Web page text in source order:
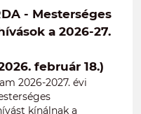
- Mesterséges
a 2026-27.
február 18.)
2026-2027. évi
kínálnak a